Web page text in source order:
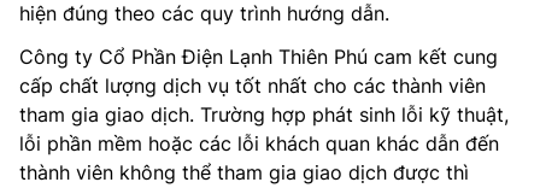
hiện đúng theo các quy trình hướng dẫn.
Công ty Cổ Phần Điện Lạnh Thiên Phú cam kết cung
cấp chất lượng dịch vụ tốt nhất cho các thành viên
tham gia giao dịch. Trường hợp phát sinh lỗi kỹ thuật,
lỗi phần mềm hoặc các lỗi khách quan khác dẫn đến
thành viên không thể tham gia giao dịch được thì